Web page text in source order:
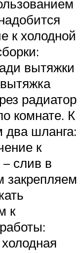
к холодной
вытяжки
радиатор
комнате. К
два шланга:
к
– слив в
закрепляем
к